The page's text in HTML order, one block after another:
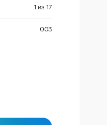
1 из 17
003